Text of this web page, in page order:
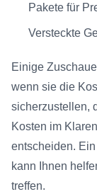
Pakete für
Versteckte
Einige
wenn sie die
sicherzustellen,
Kosten im
entscheiden.
kann Ihnen
treffen.